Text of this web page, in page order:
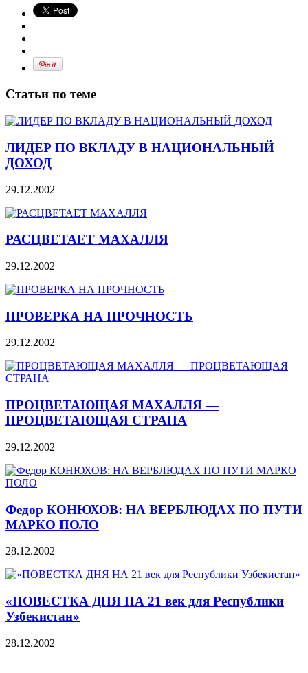
Статьи по теме
ЛИДЕР ПО ВКЛАДУ В НАЦИОНАЛЬНЫЙ
ДОХОД
29.12.2002
РАСЦВЕТАЕТ МАХАЛЛЯ
29.12.2002
ПРОВЕРКА НА ПРОЧНОСТЬ
29.12.2002
ПРОЦВЕТАЮЩАЯ МАХАЛЛЯ —
ПРОЦВЕТАЮЩАЯ СТРАНА
29.12.2002
Федор КОНЮХОВ: НА ВЕРБЛЮДАХ ПО ПУТИ
МАРКО ПОЛО
28.12.2002
«ПОВЕСТКА ДНЯ НА 21 век для Республики
Узбекистан»
28.12.2002